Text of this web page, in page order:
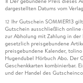
8
dargestellten Datums vom
12 Ihr Gutschein SOMMER13
Gutschein ausschließlich
zur Abholung mit Zahlung in
gesetzlich preisgebundene
preisgebundene Kalender,
Hugendubel Hörbuch Abo. Der
Geschenkkarten kombinierbar.
und der Handel des